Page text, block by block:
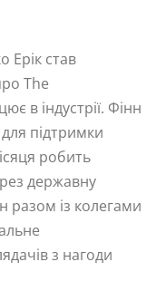
Ерік став
The
в індустрії. Фінн
підтримки
робить
державну
разом із колегами
з нагоди